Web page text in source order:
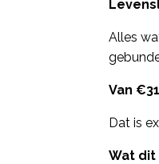
Alles
Van
Dat is
Wat